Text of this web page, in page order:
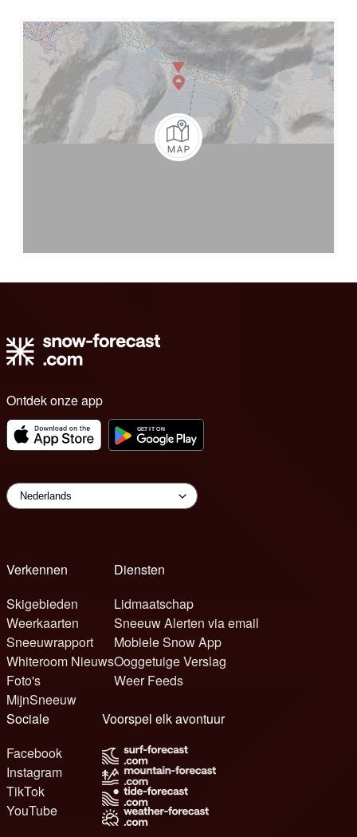
Ontdek onze app
Verkennen
Skigebieden
Weerkaarten
Sneeuwrapport
Whiteroom Nieuws
Foto's
MijnSneeuw
Diensten
Lidmaatschap
Sneeuw Alerten via email
Mobiele Snow App
Ooggetuige Verslag
Weer Feeds
Sociale
Facebook
Instagram
TikTok
YouTube
Voorspel elk avontuur